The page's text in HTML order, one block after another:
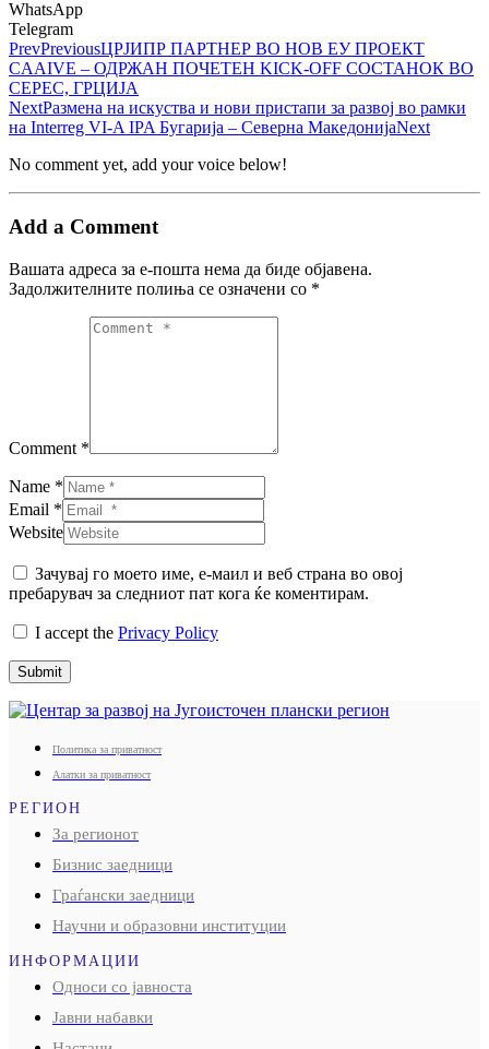
WhatsApp
Telegram
PrevPreviousЦРЈИПР ПАРТНЕР ВО НОВ ЕУ ПРОЕКТ
CAAIVE – ОДРЖАН ПОЧЕТЕН KICK-OFF СОСТАНОК ВО
СЕРЕС, ГРЦИЈА
NextРазмена на искуства и нови пристапи за развој во рамки
на Interreg VI-A IPA Бугарија – Северна МакедонијаNext
No comment yet, add your voice below!
Add a Comment
Вашата адреса за е-пошта нема да биде објавена.
Задолжителните полиња се означени со *
Comment *
Name *
Email *
Website
Зачувај го моето име, е-маил и веб страна во овој
пребарувач за следниот пат кога ќе коментирам.
I accept the Privacy Policy
Submit
Политика за приватност
Алатки за приватност
РЕГИОН
За регионот
Бизнис заедници
Граѓански заедници
Научни и образовни институции
ИНФОРМАЦИИ
Односи со јавноста
Јавни набавки